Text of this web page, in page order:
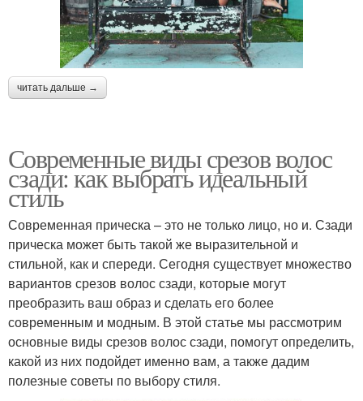
читать дальше →
Современные виды срезов волос
сзади: как выбрать идеальный
стиль
Современная прическа – это не только лицо, но и. Сзади
прическа может быть такой же выразительной и
стильной, как и спереди. Сегодня существует множество
вариантов срезов волос сзади, которые могут
преобразить ваш образ и сделать его более
современным и модным. В этой статье мы рассмотрим
основные виды срезов волос сзади, помогут определить,
какой из них подойдет именно вам, а также дадим
полезные советы по выбору стиля.